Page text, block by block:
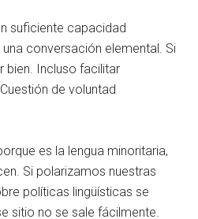
suficiente capacidad
conversación elemental. Si
bien. Incluso facilitar
de voluntad
es la lengua minoritaria,
Si polarizamos nuestras
políticas lingüísticas se
sitio no se sale fácilmente.